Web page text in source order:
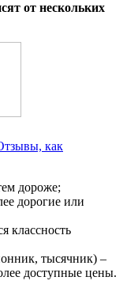
от нескольких
как
дороже;
дорогие или
классность
тысячник) –
доступные цены.